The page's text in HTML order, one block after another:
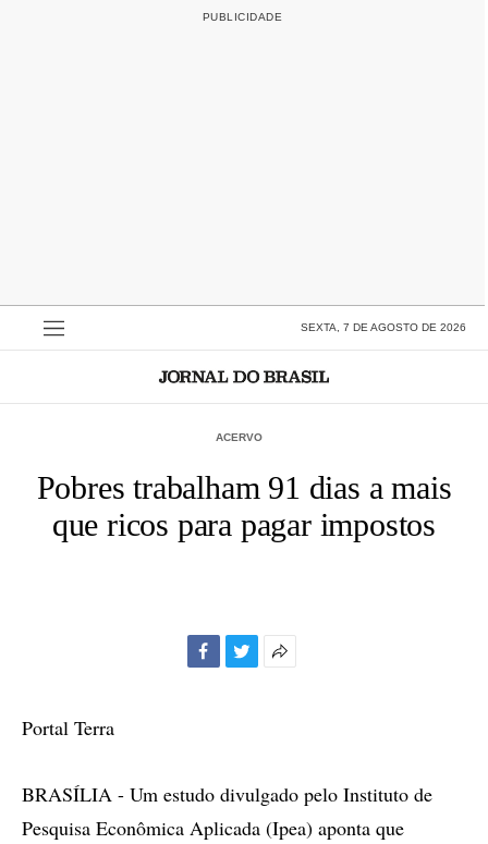
SEXTA, 7 DE AGOSTO DE 2026
ACERVO
Pobres trabalham 91 dias a mais
que ricos para pagar impostos
Portal Terra
BRASÍLIA - Um estudo divulgado pelo Instituto de
Pesquisa Econômica Aplicada (Ipea) aponta que